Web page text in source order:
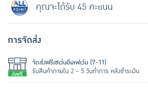
คุณจะได้รับ 45 คะแนน
การจัดส่ง
จัดส่งฟรีเซเว่นอีเลฟเว่น (7-11)
รับสินค้าภายใน 2 - 5 วันทำการ หลังชำระเงิน